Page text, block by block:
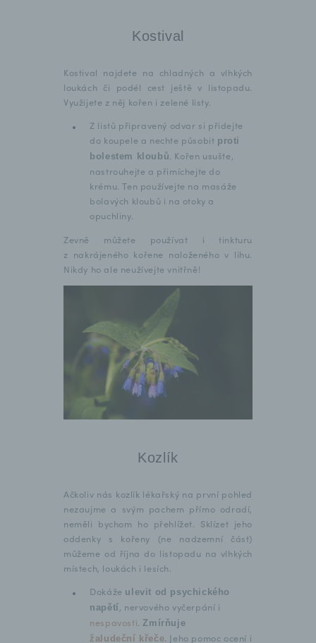
Kostival
Kostival najdete na chladných a vlhkých
loukách či podél cest ještě v listopadu.
Využijete z něj kořen i zelené listy.
Z listů připravený odvar si přidejte
do koupele a nechte působit proti
bolestem kloubů. Kořen usušte,
nastrouhejte a přimíchejte do
krému. Ten používejte na masáže
bolavých kloubů i na otoky a
opuchliny.
Zevně můžete používat i tinkturu
z nakrájeného kořene naloženého v lihu.
Nikdy ho ale neužívejte vnitřně!
Kozlík
Ačkoliv nás kozlík lékařský na první pohled
nezaujme a svým pachem přímo odradí,
neměli bychom ho přehlížet. Sklízet jeho
oddenky s kořeny (ne nadzemní část)
můžeme od října do listopadu na vlhkých
místech, loukách i lesích.
Dokáže ulevit od psychického
napětí , nervového vyčerpání i
nespavosti.Zmírňuje
žaludeční křeče. Jeho pomoc ocení i